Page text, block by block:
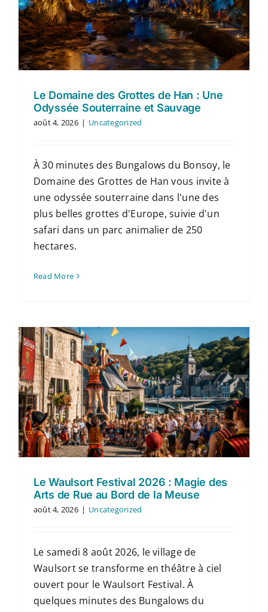
Le Domaine des Grottes de Han : Une
Odyssée Souterraine et Sauvage
août 4, 2026 | Uncategorized
À 30 minutes des Bungalows du Bonsoy, le
Domaine des Grottes de Han vous invite à
une odyssée souterraine dans l'une des
plus belles grottes d'Europe, suivie d'un
safari dans un parc animalier de 250
hectares.
Read More
Le Waulsort Festival 2026 : Magie des
Arts de Rue au Bord de la Meuse
août 4, 2026 | Uncategorized
Le samedi 8 août 2026, le village de
Waulsort se transforme en théâtre à ciel
ouvert pour le Waulsort Festival. À
quelques minutes des Bungalows du